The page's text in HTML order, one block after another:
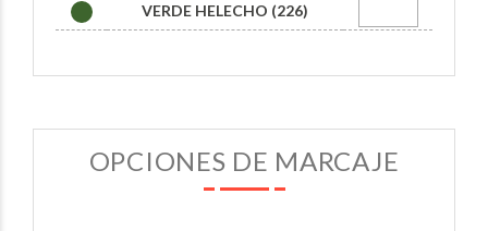
VERDE HELECHO (226)
OPCIONES DE MARCAJE